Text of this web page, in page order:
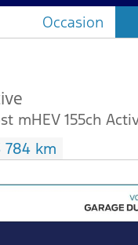
Occasion
mHEV 155ch
784 km